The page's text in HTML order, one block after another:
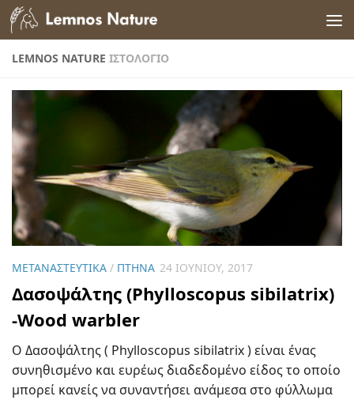
Skip to content
LEMNOS NATURE ΙΣΤΟΛΌΓΙΟ
ΜΕΤΑΝΑΣΤΕΥΤΙΚΆ / ΠΤΗΝΆ 24 ΙΟΥΝΊΟΥ, 2017
Δασοψάλτης (Phylloscopus sibilatrix)
-Wood warbler
Ο Δασοψάλτης ( Phylloscopus sibilatrix ) είναι ένας
συνηθισμένο και ευρέως διαδεδομένο είδος το οποίο
μπορεί κανείς να συναντήσει ανάμεσα στο φύλλωμα